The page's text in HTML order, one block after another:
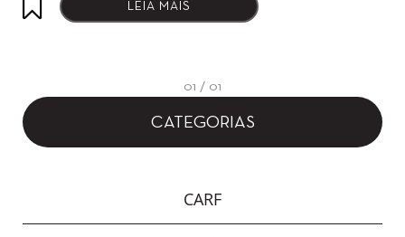
LEIA MAIS
01 / 01
CATEGORIAS
CARF